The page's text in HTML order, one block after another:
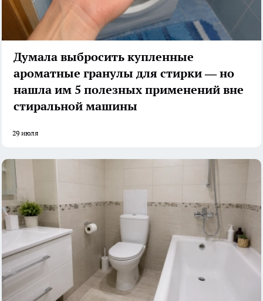
Думала выбросить купленные
ароматные гранулы для стирки — но
нашла им 5 полезных применений вне
стиральной машины
29 июля